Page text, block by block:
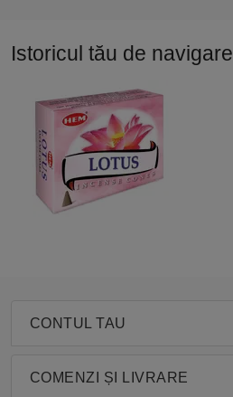
Istoricul tău de navigare
CONTUL TAU
COMENZI ȘI LIVRARE